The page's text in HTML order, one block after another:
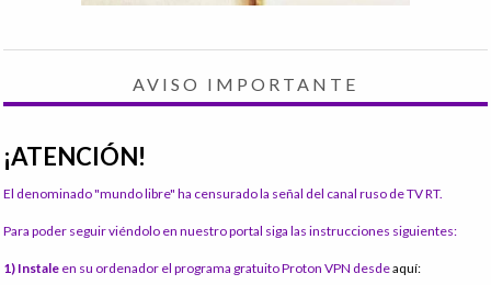
AVISO IMPORTANTE
¡ATENCIÓN!
El denominado "mundo libre" ha censurado la señal del canal ruso de TV RT.
Para poder seguir viéndolo en nuestro portal siga las instrucciones siguientes:
1) Instale en su ordenador el programa gratuito Proton VPN desdeaquí: